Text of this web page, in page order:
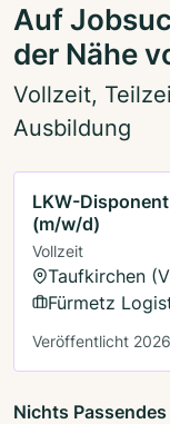
Auf
der Nähe
Vollzeit,
Ausbildung
LKW-
(m/w/d)
Vollzeit
Taufkirchen
Fürmetz
Veröffentlicht
Nichts Passendes